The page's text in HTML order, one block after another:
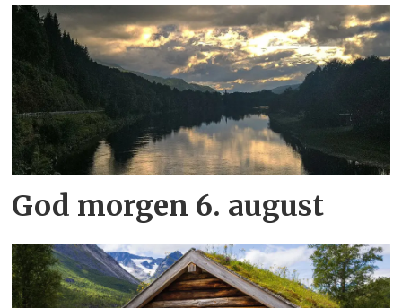
God morgen 6. august